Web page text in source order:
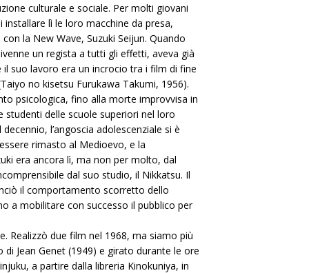
culturale e sociale. Per molti giovani
lì le loro macchine da presa,
la New Wave, Suzuki Seijun. Quando
un regista a tutti gli effetti, aveva già
suo lavoro era un incrocio tra i film di fine
no kisetsu Furukawa Takumi, 1956).
psicologica, fino alla morte improvvisa in
studenti delle scuole superiori nel loro
l’angoscia adolescenziale si è
rimasto al Medioevo, e la
era ancora lì, ma non per molto, dal
dal suo studio, il Nikkatsu. Il
il comportamento scorretto dello
a mobilitare con successo il pubblico per
Realizzò due film nel 1968, ma siamo più
Jean Genet (1949) e girato durante le ore
a partire dalla libreria Kinokuniya, in